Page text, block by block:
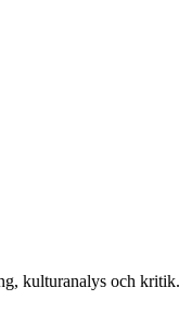
kulturanalys och